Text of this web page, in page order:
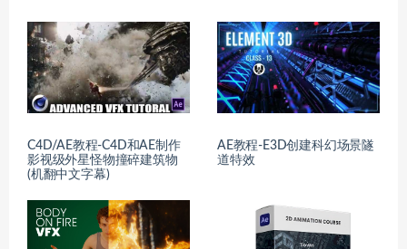
C4D/AE教程-C4D和AE制作
影视级外星怪物撞碎建筑物
(机翻中文字幕)
AE教程-E3D创建科幻场景隧
道特效